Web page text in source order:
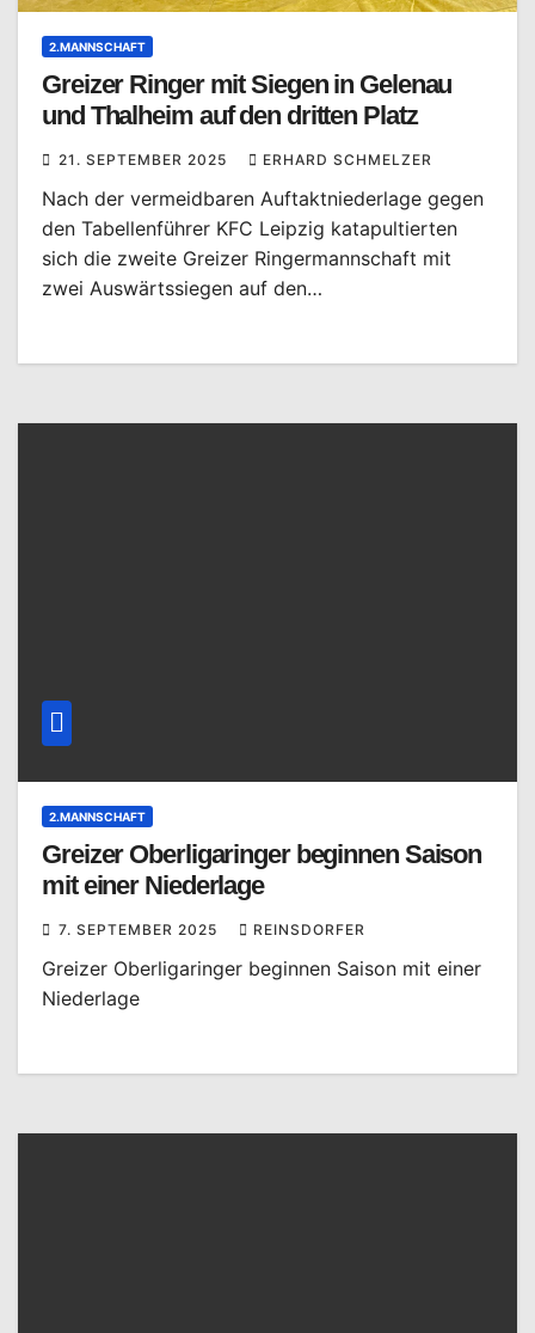
2.MANNSCHAFT
Greizer Ringer mit Siegen in Gelenau
und Thalheim auf den dritten Platz
21. SEPTEMBER 2025 ERHARD SCHMELZER
Nach der vermeidbaren Auftaktniederlage gegen
den Tabellenführer KFC Leipzig katapultierten
sich die zweite Greizer Ringermannschaft mit
zwei Auswärtssiegen auf den…
2.MANNSCHAFT
Greizer Oberligaringer beginnen Saison
mit einer Niederlage
7. SEPTEMBER 2025 REINSDORFER
Greizer Oberligaringer beginnen Saison mit einer
Niederlage